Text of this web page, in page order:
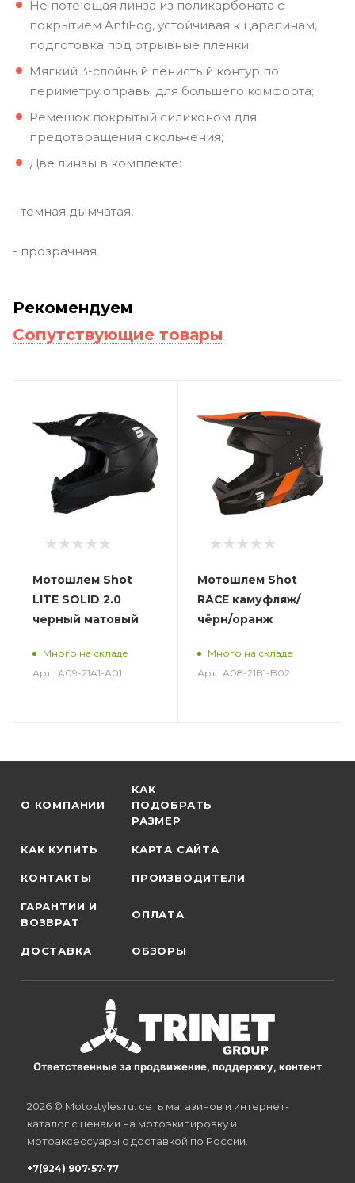
Не потеющая линза из поликарбоната с
покрытием AntiFog, устойчивая к царапинам,
подготовка под отрывные пленки;
Мягкий 3-слойный пенистый контур по
периметру оправы для большего комфорта;
Ремешок покрытый силиконом для
предотвращения скольжения;
Две линзы в комплекте:
- темная дымчатая,
- прозрачная.
Рекомендуем
Сопутствующие товары
Мотошлем Shot
LITE SOLID 2.0
черный матовый
Много на складе
Арт.: A09-21A1-A01
Мотошлем Shot
RACE камуфляж/
чёрн/оранж
Много на складе
Арт.: A08-21B1-B02
О КОМПАНИИ
КАК
ПОДОБРАТЬ
РАЗМЕР
КАК КУПИТЬ КАРТА САЙТА
КОНТАКТЫ ПРОИЗВОДИТЕЛИ
ГАРАНТИИ И
ВОЗВРАТ
ОПЛАТА
ДОСТАВКА ОБЗОРЫ
Ответственные за продвижение, поддержку, контент
2026 © Motostyles.ru: сеть магазинов и интернет-
каталог с ценами на мотоэкипировку и
мотоаксессуары с доставкой по России.
+7(924) 907-57-77